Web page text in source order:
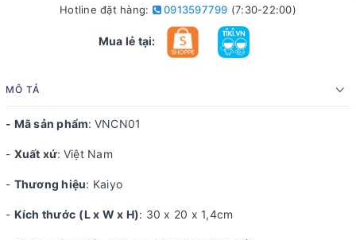
Hotline đặt hàng: 0913597799 (7:30-22:00)
Mua lẻ tại:
MÔ TẢ
- Mã sản phẩm: VNCN01
- Xuất xứ: Việt Nam
- Thương hiệu: Kaiyo
- Kích thước (L x W x H): 30 x 20 x 1,4cm